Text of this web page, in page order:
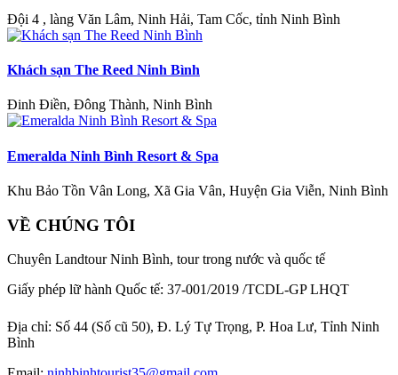
Đội 4 , làng Văn Lâm, Ninh Hải, Tam Cốc, tỉnh Ninh Bình
Khách sạn The Reed Ninh Bình
Đinh Điền, Đông Thành, Ninh Bình
Emeralda Ninh Bình Resort & Spa
Khu Bảo Tồn Vân Long, Xã Gia Vân, Huyện Gia Viễn, Ninh Bình
VỀ CHÚNG TÔI
Chuyên Landtour Ninh Bình, tour trong nước và quốc tế
Giấy phép lữ hành Quốc tế: 37-001/2019 /TCDL-GP LHQT
Địa chỉ: Số 44 (Số cũ 50), Đ. Lý Tự Trọng, P. Hoa Lư, Tỉnh Ninh
Bình